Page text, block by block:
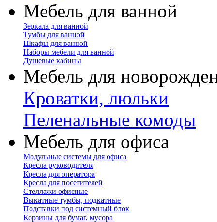
Мебель для ванной
Зеркала для ванной
Тумбы для ванной
Шкафы для ванной
Наборы мебели для ванной
Душевые кабины
Мебель для
Кроватки, люльки
Пеленальные комоды
Мебель для офиса
Модульные системы для офиса
Кресла руководителя
Кресла для оператора
Кресла для посетителей
Стеллажи офисные
Выкатные тумбы, подкатные
Подставки под системный блок
Корзины для бумаг, мусора